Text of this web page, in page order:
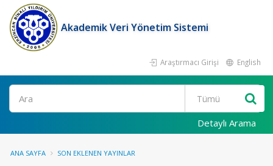
Akademik Veri Yönetim Sistemi
Araştırmacı Girişi English
Ara
Detaylı Arama
ANA SAYFA SON EKLENEN YAYINLAR